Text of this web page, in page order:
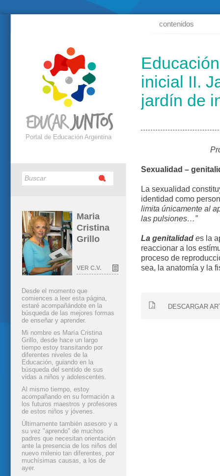
contenidos
inicial II.
jardín de
Sexualidad –
La sexualidad
identidad como
limita únicamente al
las pulsiones…”
La genitalidad es la
reaccionar a los
proceso de
sea, la anatomía y la
DESCARGAR
Portal de Educación Argentina
Maria
Cristina
Grillo
VER C.V.
Desde el momento que
comiences a leer esta página,
estaré acompañándote en la
búsqueda de las mejores formas
de enseñar y aprender.
Mi nombre es María Cristina
Grillo, desde hace un largo
tiempo estoy transitando por
diferentes niveles de la
Educación, guiando en la
búsqueda del sentido de sus
vidas a niños y adolescentes.
Al mismo tiempo, estoy
acompañando en su formación a
los futuros maestros y profesores
de estos niños y jóvenes.
Últimamente también asesoro y a
su vez "aprendo" de muchos
padres que necesitan orientación
ante la presencia de los niños del
nuevo milenio tan diferentes, por
muchísimas causas, a los de
ayer.